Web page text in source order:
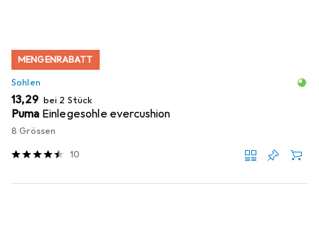
MENGENRABATT
Sohlen
EUR
13,29 bei 2 Stück
Puma Einlegesohle evercushion
8 Grössen
10